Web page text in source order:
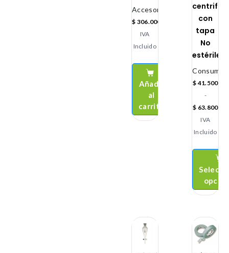
Accesorios
$ 306.000
IVA
Incluido
Añadir
al
carrito
con
tapa
No
estériles
$41.500
-
$ 63.800
IVA
Incluido